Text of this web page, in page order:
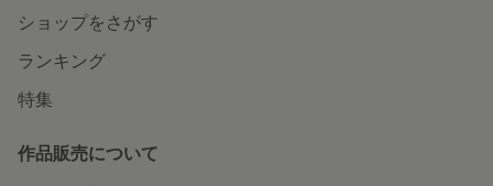
ショップをさがす
ランキング
特集
作品販売について